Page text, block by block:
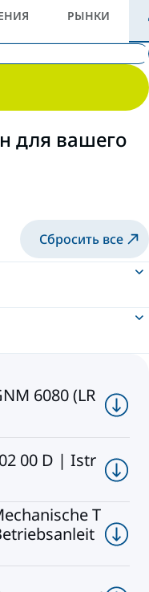
РЫНКИ
для вашего
Сбросить все
6080 (LR
00 D | Istr
T